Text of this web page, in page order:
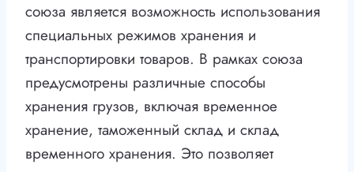
союза является возможность использования
специальных режимов хранения и
транспортировки товаров. В рамках союза
предусмотрены различные способы
хранения грузов, включая временное
хранение, таможенный склад и склад
временного хранения. Это позволяет